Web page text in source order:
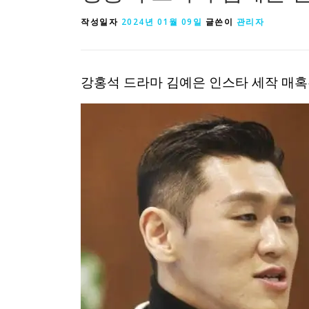
작성일자 2024년 01월 09일 글쓴이 관리자
강홍석 드라마 김예은 인스타 세작 매